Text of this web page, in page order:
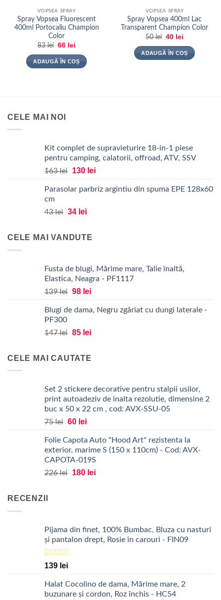
VOPSEA SPRAY
Spray Vopsea Fluorescent
400ml Portocaliu Champion
Color
83lei Prețul
a
fost:
83 lei.
66 lei
este:
66 lei.
ADAUGĂ ÎN COȘ
VOPSEA SPRAY
Spray Vopsea 400ml Lac
Transparent Champion Color
50lei Prețul
a
fost:
50 lei.
40 lei
este:
40 lei.
ADAUGĂ ÎN COȘ
CELE MAI NOI
Kit complet de supravieturire 18-in-1 piese
pentru camping, calatorii, offroad, ATV, SSV
163lei
Prețul
a
163 lei.
130 leiPrețul
este:
Parasolar parbriz argintiu din spuma EPE 128x60
cm
43lei Prețul
fost:
34 leiPrețul
34 lei.
CELE MAI VANDUTE
Fusta de blugi, Mărime mare, Talie înaltă,
Elastica, Neagra - PF1117
139lei Prețul
a
139 lei.
98 leiPrețul
este:
Blugi de dama, Negru zgâriat cu dungi laterale -
PF300
147lei Prețul
fost:
85 leiPrețul
85 lei.
CELE MAI CAUTATE
Set 2 stickere decorative pentru stalpii usilor,
print autoadeziv de inalta rezolutie, dimensine 2
buc x 50 x 22 cm , cod: AVX-SSU-05
75lei Prețul
a
fost:
75 lei.
60 leiPrețul
este:
60 lei.
Folie Capota Auto "Hood Art" rezistenta la
exterior, marime S (150 x 110cm) - Cod: AVX-
CAPOTA-019S
226lei
Prețul
180 leiPrețul
RECENZII
Pijama din finet, 100% Bumbac, Bluza cu nasturi
și pantalon drept, Rosie în carouri - FIN09
Evaluat la
139 lei
Halat Cocolino de dama, Mărime mare, 2
buzunare și cordon, Roz închis - HC54